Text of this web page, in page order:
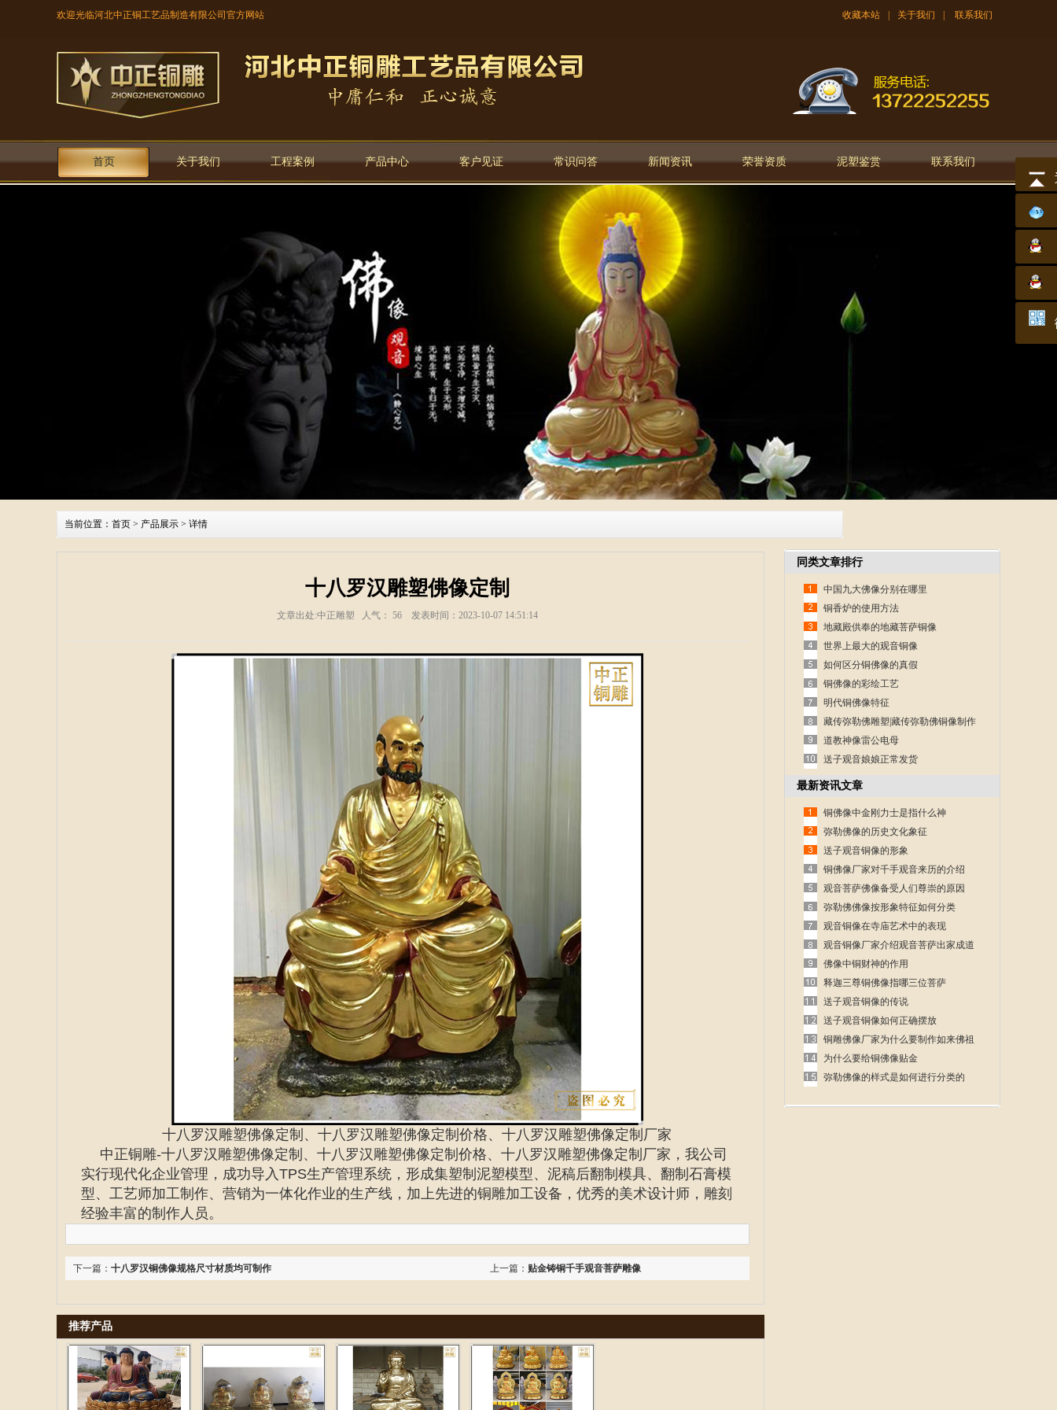
欢迎光临河北中正铜工艺品制造有限公司官方网站 收藏本站 关于我们 联系我们
首页 关于我们 工程案例 产品中心 客户见证 常识问答 新闻资讯 荣誉资质 泥塑鉴赏 联系我们
当前位置： 首页 > 产品展示 > 详情
十八罗汉雕塑佛像定制
文章出处:中正雕塑 人气： 56 发表时间：2023-10-07 14:51:14
十八罗汉雕塑佛像定制、十八罗汉雕塑佛像定制价格、十八罗汉雕塑佛像定制厂家
中正铜雕-十八罗汉雕塑佛像定制 、 十八罗汉雕塑佛像定制 价格、 十八罗汉雕塑佛像定制 厂家 ，我公司
实行现代化企业管理，成功导入TPS生产管理系统，形成集塑制泥塑模型、泥稿后翻制模具、翻制石膏模
型、工艺师加工制作、营销为一体化作业的生产线，加上先进的铜雕加工设备，优秀的美术设计师，雕刻
经验丰富的制作人员。
上一篇： 贴金铸铜千手观音菩萨雕像
下一篇： 十八罗汉铜佛像规格尺寸材质均可制作
推荐产品
同类文章排行
中国九大佛像分别在哪里
铜香炉的使用方法
地藏殿供奉的地藏菩萨铜像
世界上最大的观音铜像
如何区分铜佛像的真假
铜佛像的彩绘工艺
明代铜佛像特征
藏传弥勒佛雕塑|藏传弥勒佛铜像制作
道教神像雷公电母
送子观音娘娘正常发货
最新资讯文章
铜佛像中金刚力士是指什么神
弥勒佛像的历史文化象征
送子观音铜像的形象
铜佛像厂家对千手观音来历的介绍
观音菩萨佛像备受人们尊崇的原因
弥勒佛佛像按形象特征如何分类
观音铜像在寺庙艺术中的表现
观音铜像厂家介绍观音菩萨出家成道
的故事
佛像中铜财神的作用
释迦三尊铜佛像指哪三位菩萨
送子观音铜像的传说
送子观音铜像如何正确摆放
铜雕佛像厂家为什么要制作如来佛祖
呢
为什么要给铜佛像贴金
弥勒佛像的样式是如何进行分类的